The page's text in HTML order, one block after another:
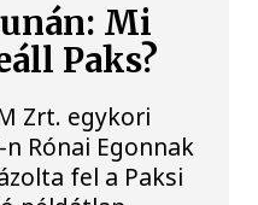
Mi
Paks?
Zrt. egykori
Rónai Egonnak
fel a Paksi